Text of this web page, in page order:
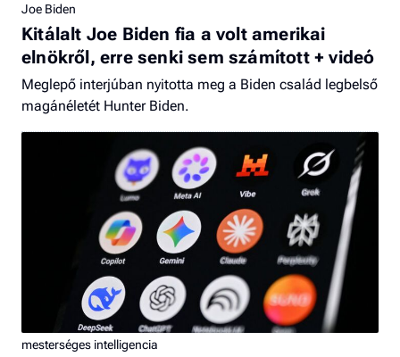
Joe Biden
Kitálalt Joe Biden fia a volt amerikai
elnökről, erre senki sem számított + videó
Meglepő interjúban nyitotta meg a Biden család legbelső
magánéletét Hunter Biden.
mesterséges intelligencia